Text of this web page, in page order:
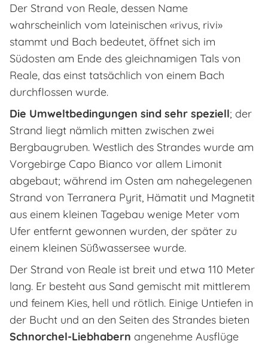
Der Strand von Reale, dessen Name
wahrscheinlich vom lateinischen «rivus, rivi»
stammt und Bach bedeutet, öffnet sich im
Südosten am Ende des gleichnamigen Tals von
Reale, das einst tatsächlich von einem Bach
durchflossen wurde.
Die Umweltbedingungen sind sehr speziell; der
Strand liegt nämlich mitten zwischen zwei
Bergbaugruben. Westlich des Strandes wurde am
Vorgebirge Capo Bianco vor allem Limonit
abgebaut; während im Osten am nahegelegenen
Strand von Terranera Pyrit, Hämatit und Magnetit
aus einem kleinen Tagebau wenige Meter vom
Ufer entfernt gewonnen wurden, der später zu
einem kleinen Süßwassersee wurde.
Der Strand von Reale ist breit und etwa 110 Meter
lang. Er besteht aus Sand gemischt mit mittlerem
und feinem Kies, hell und rötlich. Einige Untiefen in
der Bucht und an den Seiten des Strandes bieten
Schnorchel-Liebhabern angenehme Ausflüge